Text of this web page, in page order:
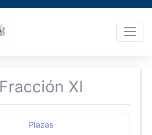
Fracción XI
Plazas